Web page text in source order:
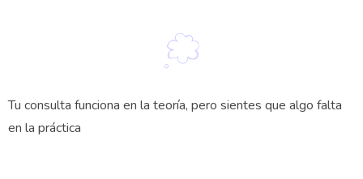
Tu consulta funciona en la teoría, pero sientes que algo falta
en la práctica